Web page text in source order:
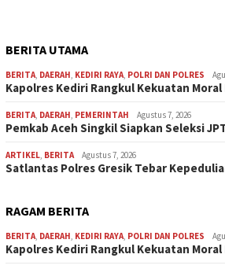
BERITA UTAMA
BERITA DAERAH KEDIRI RAYA POLRI DAN POLRES
Kapolres Kediri Rangkul Kekuatan
BERITA DAERAH PEMERINTAH Agustus 7, 2026
Pemkab Aceh Singkil Siapkan Seleksi
ARTIKEL BERITA Agustus 7, 2026
Satlantas Polres Gresik Tebar
RAGAM BERITA
BERITA DAERAH KEDIRI RAYA POLRI DAN POLRES
Kapolres Kediri Rangkul Kekuatan